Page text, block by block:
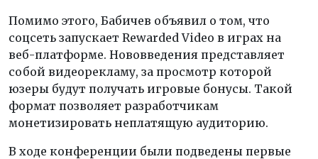
Помимо этого, Бабичев объявил о том, что
соцсеть запускает Rewarded Video в играх на
веб-платформе. Нововведения представляет
собой видеорекламу, за просмотр которой
юзеры будут получать игровые бонусы. Такой
формат позволяет разработчикам
монетизировать неплатящую аудиторию.
В ходе конференции были подведены первые